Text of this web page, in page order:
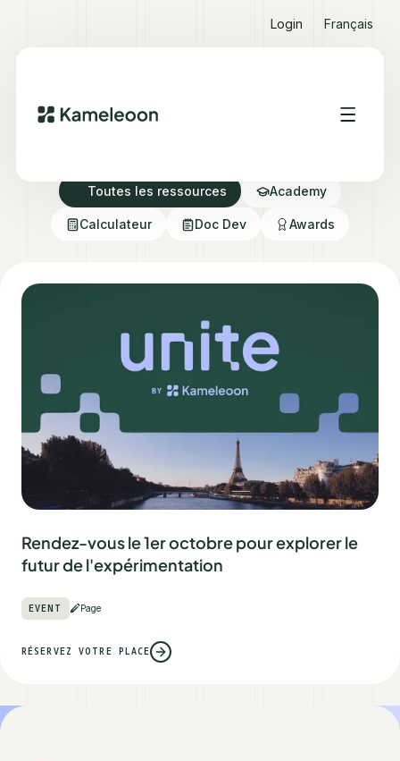
Login Français
Ressources Hub
Toutes les ressources Academy
Calculateur Doc Dev Awards
Rendez-vous le 1er octobre pour explorer le
futur de l'expérimentation
EVENT Page
RÉSERVEZ VOTRE PLACE